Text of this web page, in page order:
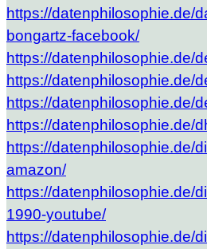
https://datenphilosophie.de/
bongartz-facebook/
https://datenphilosophie.de/
https://datenphilosophie.de/
https://datenphilosophie.de/
https://datenphilosophie.de/
https://datenphilosophie.de/
amazon/
https://datenphilosophie.de/
1990-youtube/
https://datenphilosophie.de/